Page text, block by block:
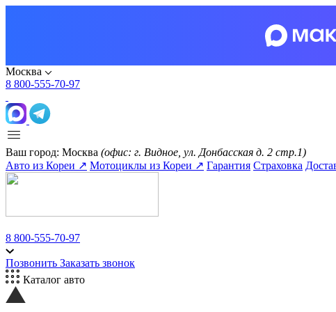
Москва
8 800-555-70-97
Ваш город: Москва (офис: г. Видное, ул. Донбасская д. 2 стр.1)
Авто из Кореи ↗ Мотоциклы из Кореи ↗ Гарантия Страховка
8 800-555-70-97
Позвонить Заказать звонок
Каталог авто